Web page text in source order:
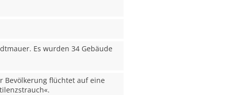
Es wurden 34 Gebäude
Bevölkerung flüchtet auf eine